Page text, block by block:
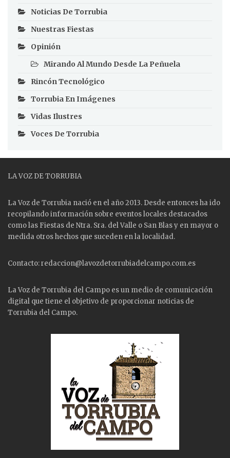
Noticias De Torrubia
Nuestras Fiestas
Opinión
Mirando Al Mundo Desde La Peñuela
Rincón Tecnológico
Torrubia En Imágenes
Vidas Ilustres
Voces De Torrubia
LA VOZ DE TORRUBIA
La Voz de Torrubia nació en el año 2013. Desde entonces ha ido
recopilando información sobre eventos locales destacados
como las Fiestas de Ntra. Sra. del Valle o San Blas y en mayor o
medida otros hechos que suceden en la localidad.
Contacto: redaccion@lavozdetorrubiadelcampo.com.es
La Voz de Torrubia del Campo es un medio de comunicación
digital que tiene el objetivo de proporcionar noticias de
Torrubia del Campo.